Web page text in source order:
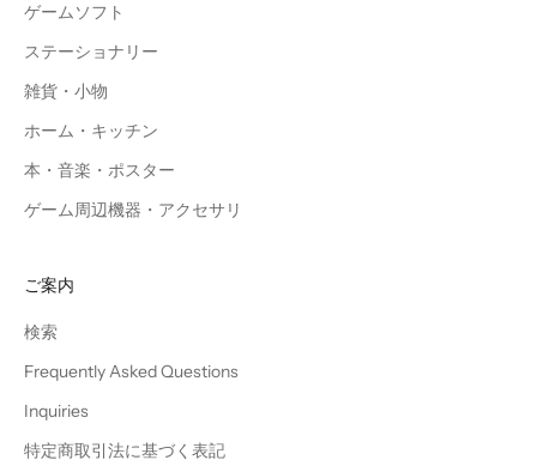
ゲームソフト
ステーショナリー
雑貨・小物
ホーム・キッチン
本・音楽・ポスター
ゲーム周辺機器・アクセサリ
ご案内
検索
Frequently Asked Questions
Inquiries
特定商取引法に基づく表記